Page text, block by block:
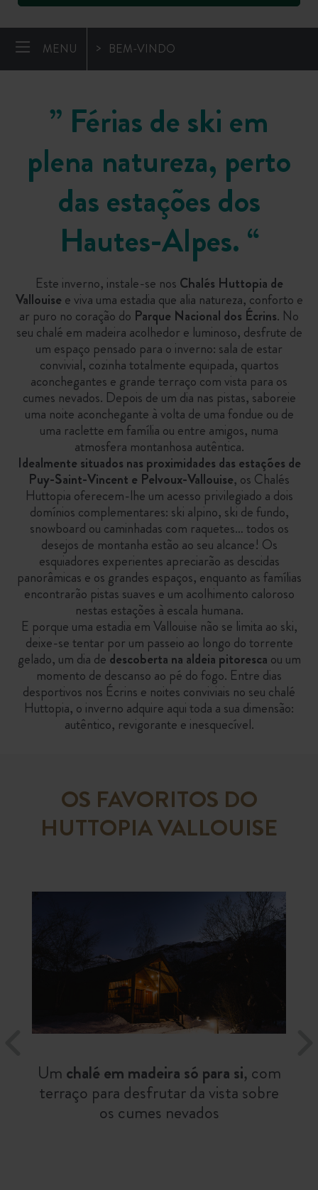
MENU BEM-VINDO
” Férias de ski em
plena natureza, perto
das estações dos
Hautes-Alpes. “
Este inverno, instale-se nos Chalés Huttopia de
Vallouise e viva uma estadia que alia natureza, conforto e
ar puro no coração do Parque Nacional dos Écrins. No
seu chalé em madeira acolhedor e luminoso, desfrute de
um espaço pensado para o inverno: sala de estar
convivial, cozinha totalmente equipada, quartos
aconchegantes e grande terraço com vista para os
cumes nevados. Depois de um dia nas pistas, saboreie
uma noite aconchegante à volta de uma fondue ou de
uma raclette em família ou entre amigos, numa
atmosfera montanhosa autêntica.
Idealmente situados nas proximidades das estações de
Puy-Saint-Vincent e Pelvoux-Vallouise, os Chalés
Huttopia oferecem-lhe um acesso privilegiado a dois
domínios complementares: ski alpino, ski de fundo,
snowboard ou caminhadas com raquetes… todos os
desejos de montanha estão ao seu alcance! Os
esquiadores experientes apreciarão as descidas
panorâmicas e os grandes espaços, enquanto as famílias
encontrarão pistas suaves e um acolhimento caloroso
nestas estações à escala humana.
E porque uma estadia em Vallouise não se limita ao ski,
deixe-se tentar por um passeio ao longo do torrente
gelado, um dia de descoberta na aldeia pitoresca ou um
momento de descanso ao pé do fogo. Entre dias
desportivos nos Écrins e noites conviviais no seu chalé
Huttopia, o inverno adquire aqui toda a sua dimensão:
autêntico, revigorante e inesquecível.
OS FAVORITOS DO
HUTTOPIA VALLOUISE
Um chalé em madeira só para si, com
terraço para desfrutar da vista sobre
os cumes nevados